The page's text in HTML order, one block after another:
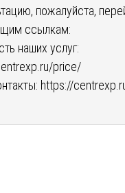
пожалуйста,
ссылкам:
наших услуг:
price/
https://